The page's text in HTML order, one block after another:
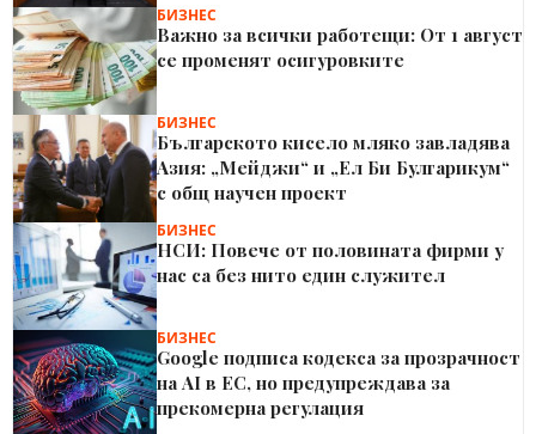
БИЗНЕС
Важно за всички работещи: От 1 август
се променят осигуровките
БИЗНЕС
Българското кисело мляко завладява
Азия: „Мейджи“ и „Ел Би Булгарикум“
с общ научен проект
БИЗНЕС
НСИ: Повече от половината фирми у
нас са без нито един служител
БИЗНЕС
Google подписа кодекса за прозрачност
на AI в ЕС, но предупреждава за
прекомерна регулация